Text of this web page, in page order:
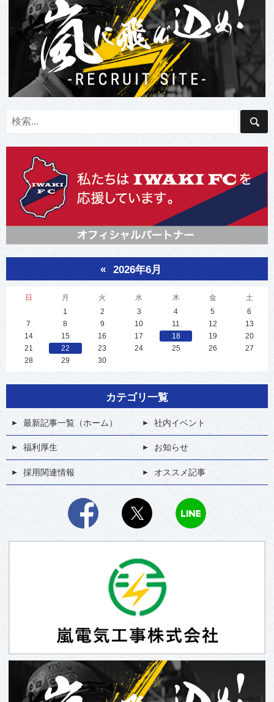
« 2026年6月
日 月 火 水 木 金
土
1
2 3 4 5
6
7
8 9 10 11 12
13
14
15 16 17 18 19
20
21
22 23 24 25 26
27
28
29 30
カテゴリ一覧
最新記事一覧（ホーム） 社内イベント
福利厚生 お知らせ
採用関連情報 オススメ記事
Facebook